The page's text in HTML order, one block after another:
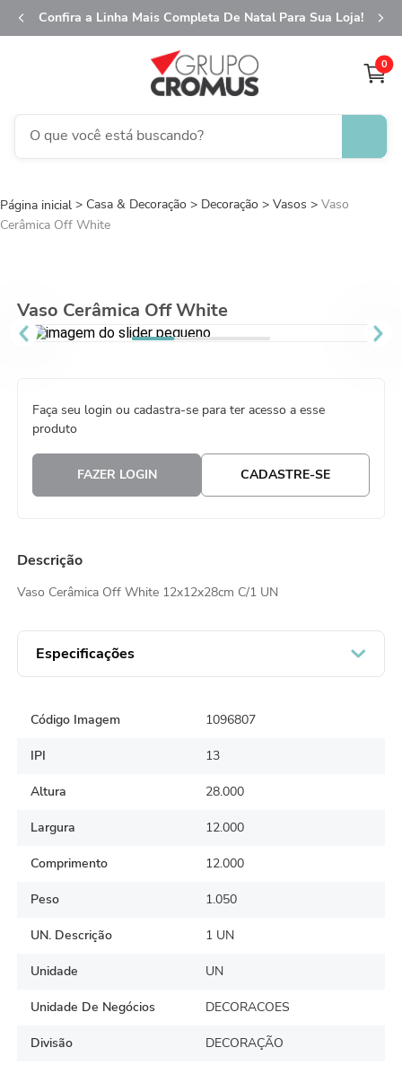
Confira a Linha Mais Completa De Natal Para Sua Loja!
0
O que você está buscando?
Casa & Decoração Decoração Vasos
Vaso
Cerâmica Off White
Vaso Cerâmica Off White
Faça seu login ou cadastra-se para ter acesso a esse
produto
FAZER LOGIN CADASTRE-SE
Descrição
Vaso Cerâmica Off White 12x12x28cm C/1 UN
Especificações
Código Imagem 1096807
IPI 13
Altura 28.000
Largura 12.000
Comprimento 12.000
Peso 1.050
UN. Descrição 1 UN
Unidade UN
Unidade De Negócios DECORACOES
Divisão DECORAÇÃO
1º
fita aramada
5º
9º
urso